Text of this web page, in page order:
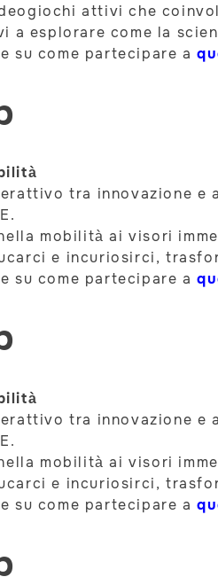
attivi che
a esplorare come la
su come partecipare a
tra innovazione
mobilità ai visori
e incuriosirci,
su come partecipare a
tra innovazione
mobilità ai visori
e incuriosirci,
su come partecipare a